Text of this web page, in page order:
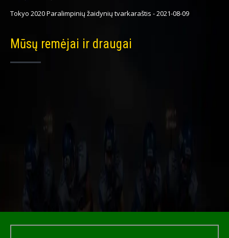
Tokyo 2020 Paralimpinių žaidynių tvarkaraštis -2021-08-09
Mūsų remėjai ir draugai